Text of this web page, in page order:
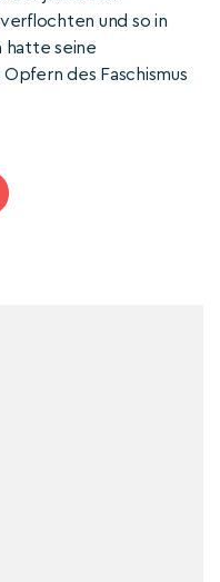
und so in
hatte seine
des Faschismus